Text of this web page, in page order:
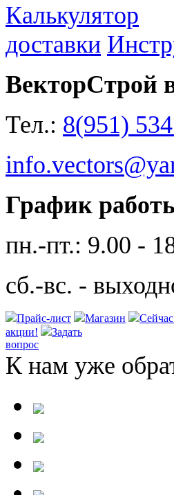
Калькулятор
доставки
ВекторСтрой
Тел.: 8(951)
График
пн.-пт.: 9.00 -
сб.-вс. -
Прайс-лист Магазин
акции!
Задать
вопрос
К нам уже